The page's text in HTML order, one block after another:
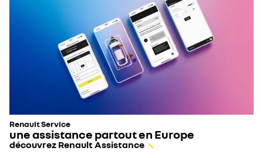
Renault Service
une assistance partout en Europe
découvrez Renault Assistance